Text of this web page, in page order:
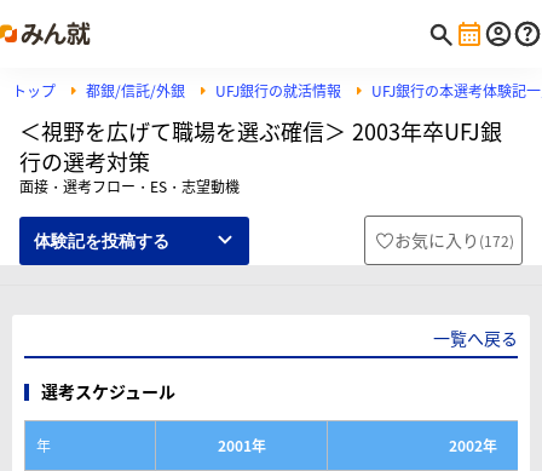
トップ 都銀/信託/外銀 UFJ銀行の就活情報 UFJ銀行の本選考体験記
＜視野を広げて職場を選ぶ確信＞ 2003年卒UFJ銀
行の選考対策
面接・選考フロー・ES・志望動機
体験記を投稿する お気に入り (172)
一覧へ戻る
選考スケジュール
年 2001年
2002年